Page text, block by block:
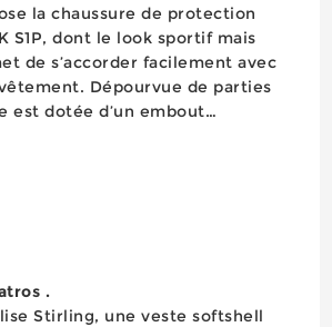
la chaussure de protection
S1P, dont le look sportif mais
de s’accorder facilement avec
Dépourvue de parties
est dotée d’un embout
.
Stirling, une veste softshell